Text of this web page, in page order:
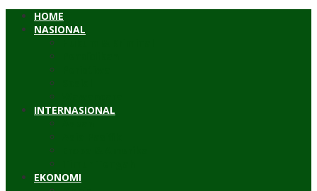
HOME
NASIONAL
INTERNASIONAL
EKONOMI